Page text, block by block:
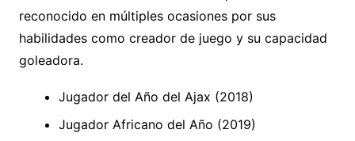
reconocido en múltiples ocasiones por sus
habilidades como creador de juego y su capacidad
goleadora.
Jugador del Año del Ajax (2018)
Jugador Africano del Año (2019)